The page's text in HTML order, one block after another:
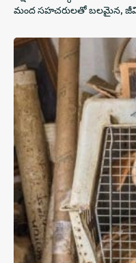
మంద సహచరులతో బలమైన,